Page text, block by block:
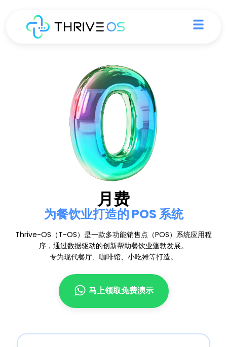
content
Menu
月费
为餐饮业打造的 POS 系统
Thrive-OS（T-OS）是一款多功能销售点（POS）系统应用程
序，通过数据驱动的创新帮助餐饮业蓬勃发展。
专为现代餐厅、咖啡馆、小吃摊等打造。
马上领取免费演示